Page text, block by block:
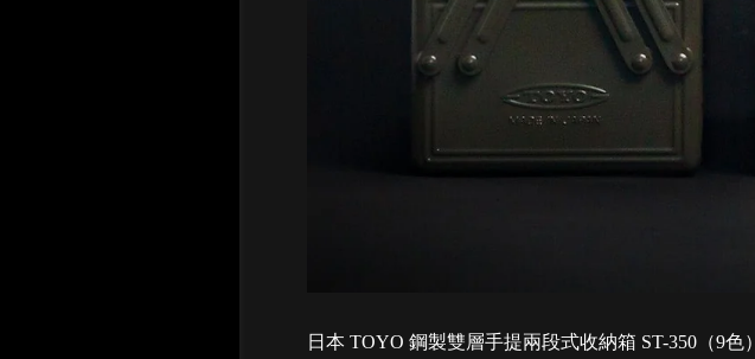
日本 TOYO 鋼製雙層手提兩段式收納箱 ST-350（9色）